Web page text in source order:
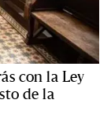
con la Ley
de la